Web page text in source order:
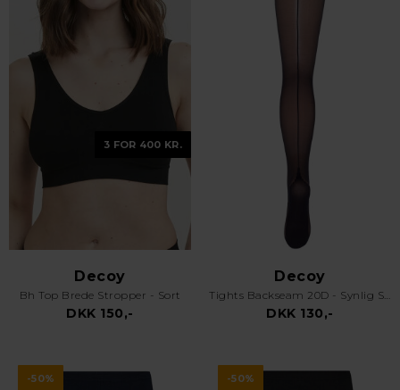
3 FOR 400 KR.
Decoy
Bh Top Brede Stropper - Sort
DKK 150,-
Decoy
Tights Backseam 20D - Synlig Søm - Sort
DKK 130,-
-50% -50%